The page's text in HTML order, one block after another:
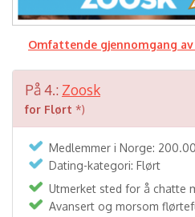
Omfattende gjennomgang av
På 4.: Zoosk
for Flørt *)
Medlemmer i Norge:
Dating-kategori: Flørt
Utmerket sted for å chatte
Avansert og morsom